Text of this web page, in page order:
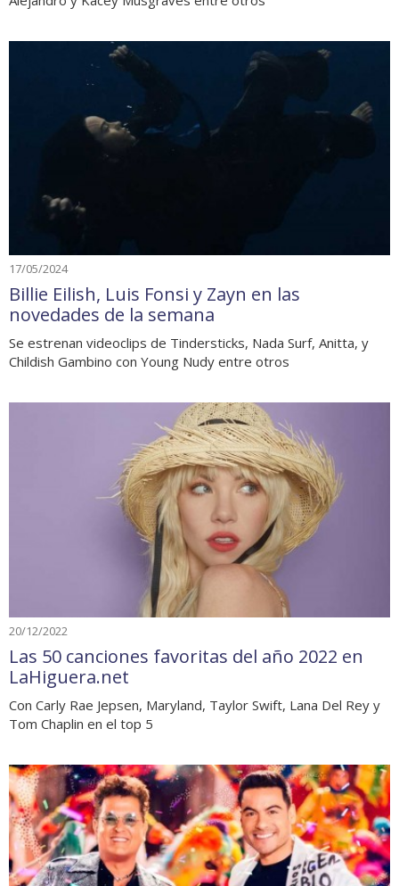
17/05/2024
Billie Eilish, Luis Fonsi y Zayn en las
novedades de la semana
Se estrenan videoclips de Tindersticks, Nada Surf, Anitta, y
Childish Gambino con Young Nudy entre otros
20/12/2022
Las 50 canciones favoritas del año 2022 en
LaHiguera.net
Con Carly Rae Jepsen, Maryland, Taylor Swift, Lana Del Rey y
Tom Chaplin en el top 5